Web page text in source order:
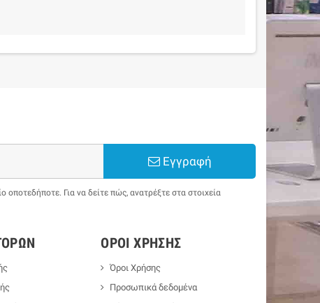
Εγγραφή
Για να δείτε πώς, ανατρέξτε στα στοιχεία
ΌΡΟΙ ΧΡΉΣΗΣ
Όροι Χρήσης
Προσωπικά δεδομένα